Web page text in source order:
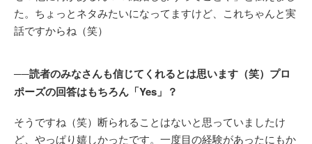
た。ちょっとネタみたいになってますけど、これちゃんと実
話ですからね（笑）
──読者のみなさんも信じてくれるとは思います（笑）プロ
ポーズの回答はもちろん「Yes」？
そうですね（笑）断られることはないと思っていましたけ
ど、やっぱり嬉しかったです。一度目の経験があったにもか